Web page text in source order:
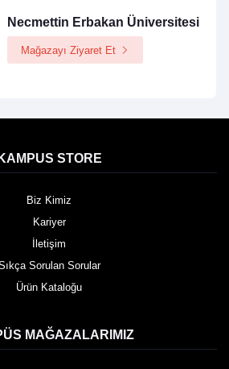
Necmettin Erbakan Üniversitesi
Mağazayı Ziyaret Et
KAMPUS STORE
Biz Kimiz
Kariyer
İletişim
Sorulan Sorular
Ürün Kataloğu
MAĞAZALARIMIZ